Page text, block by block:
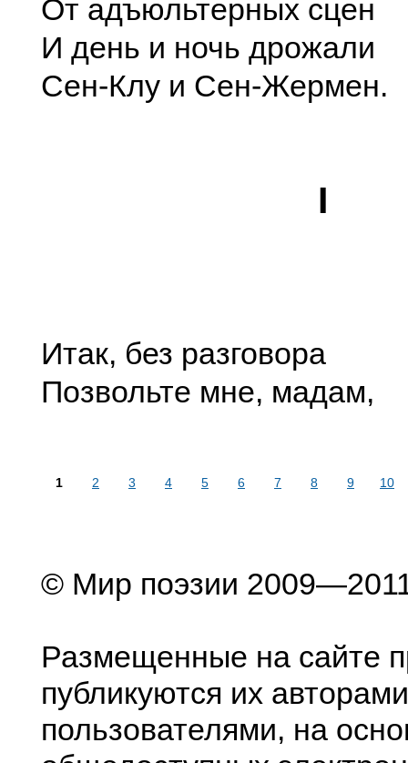
От адъюльтерных сцен
И день и ночь дрожали
Сен-Клу и Сен-Жермен.
I
Итак, без разговора
Позвольте мне, мадам,
1 2 3 4 5 6 7 8 9 10
© Мир поэзии
Размещенные на сайте
публикуются их
пользователями, на